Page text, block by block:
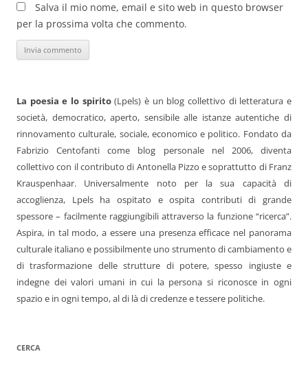
Salva il mio nome, email e sito web in questo browser
per la prossima volta che commento.
La poesia e lo spirito(Lpels) è un blog collettivo di letteratura e
società, democratico, aperto, sensibile alle istanze autentiche di
rinnovamento culturale, sociale, economico e politico. Fondato da
Fabrizio Centofanti come blog personale nel 2006, diventa
collettivo con il contributo di Antonella Pizzo e soprattutto di Franz
Krauspenhaar. Universalmente noto per la sua capacità di
accoglienza, Lpels ha ospitato e ospita contributi di grande
spessore – facilmente raggiungibili attraverso la funzione “ricerca”.
Aspira, in tal modo, a essere una presenza efficace nel panorama
culturale italiano e possibilmente uno strumento di cambiamento e
di trasformazione delle strutture di potere, spesso ingiuste e
indegne dei valori umani in cui la persona si riconosce in ogni
spazio e in ogni tempo, al di là di credenze e tessere politiche.
CERCA